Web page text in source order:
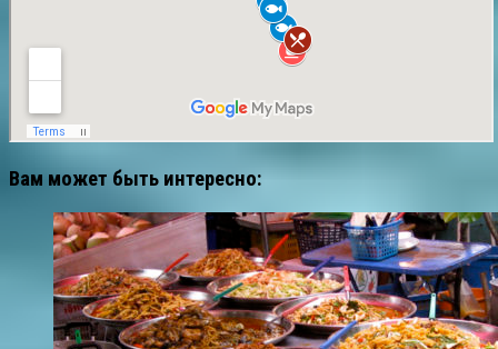
Вам может быть интересно: